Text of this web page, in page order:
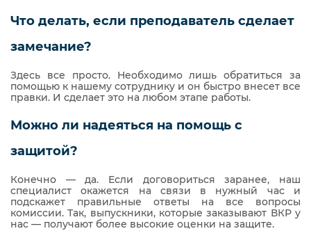
Что делать, если преподаватель сделает
замечание?
Здесь все просто. Необходимо лишь обратиться за
помощью к нашему сотруднику и он быстро внесет все
правки. И сделает это на любом этапе работы.
Можно ли надеяться на помощь с
защитой?
Конечно — да. Если договориться заранее, наш
специалист окажется на связи в нужный час и
подскажет правильные ответы на все вопросы
комиссии. Так, выпускники, которые заказывают ВКР у
нас — получают более высокие оценки на защите.